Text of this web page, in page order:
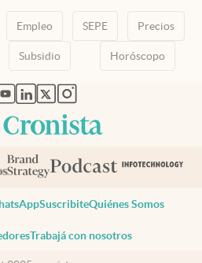
Empleo SEPE Precios
Subsidio Horóscopo
en nueva pestaña
abre en nueva pestaña
abre en nueva pestaña
abre en nueva pestaña
abre en nueva pestaña
SuscribiteQuiénes Somos
Trabajá con nosotros